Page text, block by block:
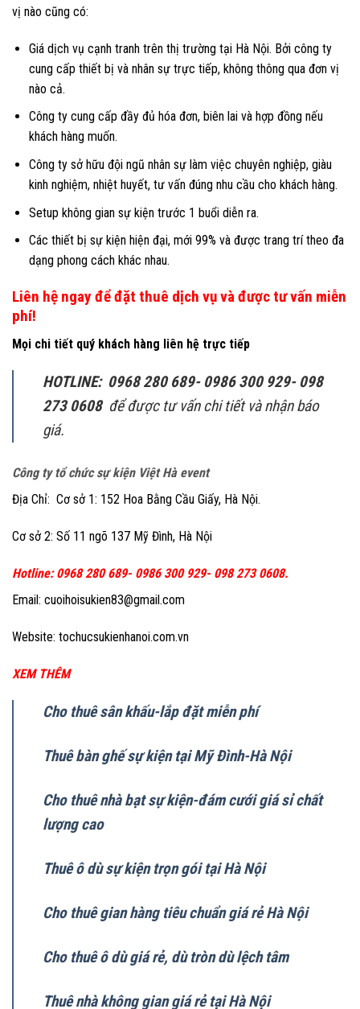
vị nào cũng có:
Giá dịch vụ cạnh tranh trên thị trường tại Hà Nội. Bởi công ty
cung cấp thiết bị và nhân sự trực tiếp, không thông qua đơn vị
nào cả.
Công ty cung cấp đầy đủ hóa đơn, biên lai và hợp đồng nếu
khách hàng muốn.
Công ty sở hữu đội ngũ nhân sự làm việc chuyên nghiệp, giàu
kinh nghiệm, nhiệt huyết, tư vấn đúng nhu cầu cho khách hàng.
Setup không gian sự kiện trước 1 buổi diễn ra.
Các thiết bị sự kiện hiện đại, mới 99% và được trang trí theo đa
dạng phong cách khác nhau.
Liên hệ ngay để đặt thuê dịch vụvà được tư vấn miễn
phí!
Mọi chi tiết quý khách hàng liên hệ trực tiếp
HOTLINE: 0968 280 689- 0986 300 929- 098
273 0608 để được tư vấn chi tiết và nhận báo
giá.
Công ty tổ chức sự kiện Việt Hà event
Địa Chỉ: Cơ sở 1: 152 Hoa Bằng Cầu Giấy, Hà Nội.
Cơ sở 2: Số 11 ngõ 137 Mỹ Đình, Hà Nội
Hotline: 0968 280 689- 0986 300 929- 098 273 0608.
Email: cuoihoisukien83@gmail.com
Website: tochucsukienhanoi.com.vn
XEM THÊM
Cho thuê sân khấu-lắp đặt miễn phí
Thuê bàn ghế sự kiện tại Mỹ Đình-Hà Nội
Cho thuê nhà bạt sự kiện-đám cưới giá sỉ chất
lượng cao
Thuê ô dù sự kiện trọn gói tại Hà Nội
Cho thuê gian hàng tiêu chuẩn giá rẻ Hà Nội
Cho thuê ô dù giá rẻ, dù tròn dù lệch tâm
Thuê nhà không gian giá rẻ tại Hà Nội